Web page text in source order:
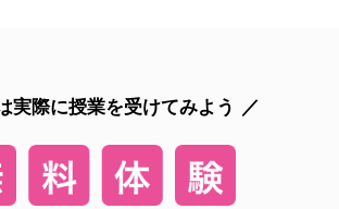
実際に授業を受けてみよう